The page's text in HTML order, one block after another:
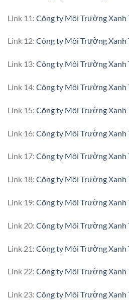
Link 11: Công ty Môi Trường Xanh
Link 12: Công ty Môi Trường Xanh
Link 13: Công ty Môi Trường Xanh
Link 14: Công ty Môi Trường Xanh
Link 15: Công ty Môi Trường Xanh
Link 16: Công ty Môi Trường Xanh
Link 17: Công ty Môi Trường Xanh
Link 18: Công ty Môi Trường Xanh
Link 19: Công ty Môi Trường Xanh
Link 20: Công ty Môi Trường Xanh
Link 21: Công ty Môi Trường Xanh
Link 22: Công ty Môi Trường Xanh
Link 23: Công ty Môi Trường Xanh